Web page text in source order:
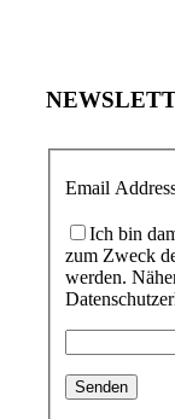
Email
Ich bin
zum Zweck
werden.